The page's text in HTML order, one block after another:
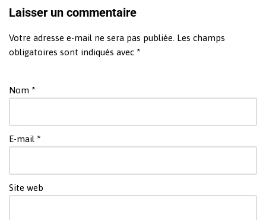
Laisser un commentaire
Votre adresse e-mail ne sera pas publiée. Les champs
obligatoires sont indiqués avec *
Nom *
E-mail *
Site web